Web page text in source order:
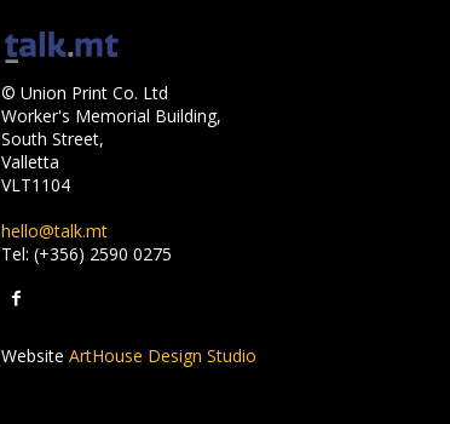
© Union Print Co. Ltd
Worker's Memorial Building,
South Street,
Valletta
VLT1104
hello@talk.mt
Tel: (+356) 2590 0275
Website ArtHouse Design Studio